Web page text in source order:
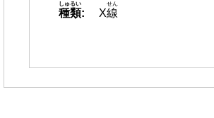
種類
しゅるい
: X線
せん